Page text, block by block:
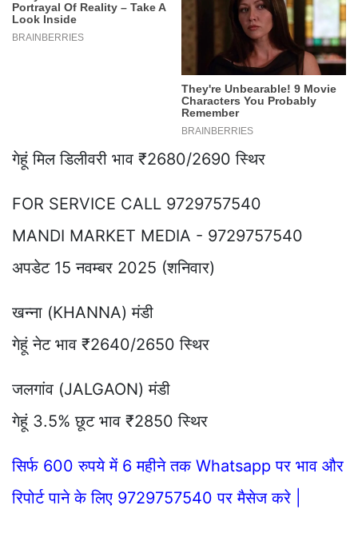
गेहूं मिल डिलीवरी भाव ₹2680/2690 स्थिर
FOR SERVICE CALL 9729757540
MANDI MARKET MEDIA - 9729757540
अपडेट 15 नवम्बर 2025 (शनिवार)
खन्ना (KHANNA) मंडी
गेहूं नेट भाव ₹2640/2650 स्थिर
जलगांव (JALGAON) मंडी
गेहूं 3.5% छूट भाव ₹2850 स्थिर
सिर्फ 600 रुपये में 6 महीने तक Whatsapp पर भाव और
रिपोर्ट पाने के लिए 9729757540 पर मैसेज करे |